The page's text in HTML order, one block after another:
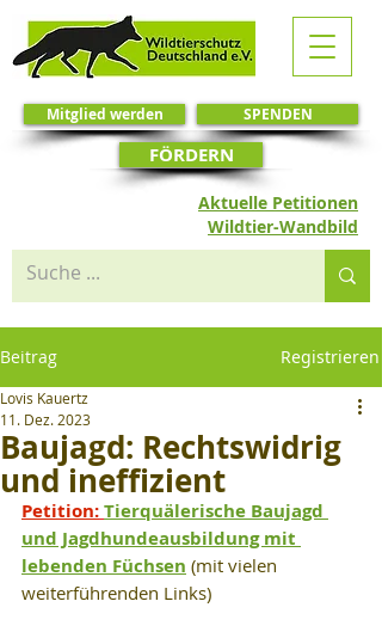
SPENDEN
Mitglied werden
Aktuelle Petitionen
FÖRDERN
Wildtier-Wandbild
Beitrag Registrieren
Baujagd: Rechtswidrig
und ineffizient
Lovis Kauertz
11. Dez. 2023
Petition:Tierquälerische Baujagd
und Jagdhundeausbildung mit
lebenden Füchsen (mit vielen
weiterführenden Links)